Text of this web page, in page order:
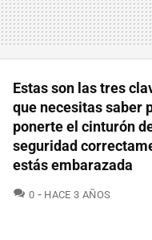
Estas son las tres
que necesitas saber
ponerte el cinturón
seguridad
estás embarazada
0 COMENTARIOS
HACE 3 AÑOS